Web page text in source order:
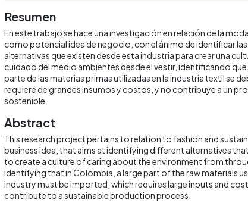
Resumen
En este trabajo se hace una investigación en relación de la
como potencial idea de negocio, con el ánimo de identificar
alternativas que existen desde esta industria para crear una
cuidado del medio ambientes desde el vestir, identificando
parte de las materias primas utilizadas en la industria textil se
requiere de grandes insumos y costos, y no contribuye a un
sostenible.
Abstract
This research project pertains to relation to fashion and
business idea, that aims at identifying different alternatives
to create a culture of caring about the environment from
identifying that in Colombia, a large part of the raw materials
industry must be imported, which requires large inputs and
contribute to a sustainable production process.